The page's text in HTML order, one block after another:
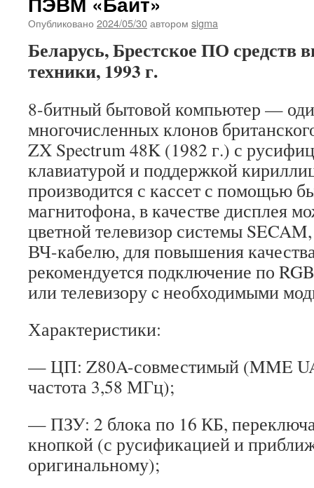
Опубликовано 2024/05/30автором sigma
Беларусь, Брестское ПО средств
техники, 1993 г.
8-битный бытовой компьютер —
многочисленных клонов
ZX Spectrum 48K (1982 г.) с
клавиатурой и поддержкой
производится с кассет с помощью
магнитофона, в качестве дисплея
цветной телевизор системы
ВЧ-кабелю, для повышения
рекомендуется подключение по
или телевизору c необходимыми
Характеристики:
— ЦП: Z80A-совместимый (MME
частота 3,58 МГц);
— ПЗУ: 2 блока по 16 КБ,
кнопкой (с русификацией и
оригинальному);